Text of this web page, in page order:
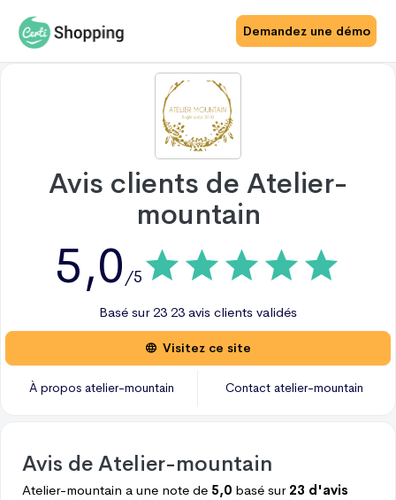
Demandez une démo
Avis clients de Atelier-
mountain
5,0 /5
Basé sur 23 23 avis clients validés
Visitez ce site
À propos atelier-mountain Contact atelier-mountain
Avis de Atelier-mountain
Atelier-mountain a une note de 5,0 basé sur 23 d'avis